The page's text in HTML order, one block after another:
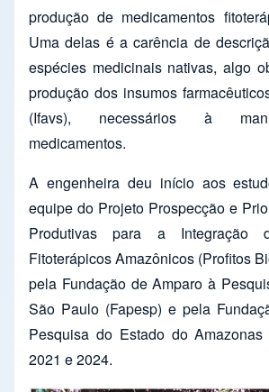
produção de medicamentos
Uma delas é a carência de
espécies medicinais nativas, algo
produção dos insumos
(Ifavs), necessários à
medicamentos.
A engenheira deu início aos
equipe do Projeto Prospecção e
Produtivas para a Integração
Fitoterápicos Amazônicos (Profitos
pela Fundação de Amparo à
São Paulo (Fapesp) e pela
Pesquisa do Estado do Amazonas
2021 e 2024.